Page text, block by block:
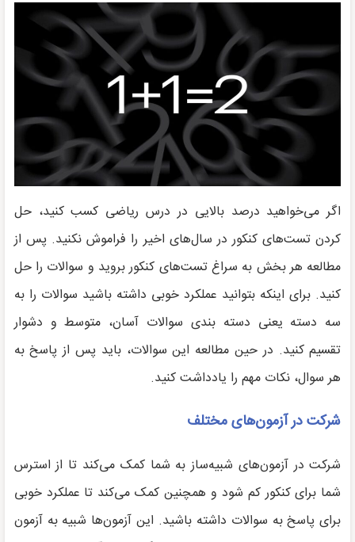
اگر می‌خواهید درصد بالایی در درس ریاضی کسب کنید، حل
کردن تست‌های کنکور در سال‌های اخیر را فراموش نکنید. پس از
مطالعه هر بخش به سراغ تست‌های کنکور بروید و سوالات را حل
کنید. برای اینکه بتوانید عملکرد خوبی داشته باشید سوالات را به
سه دسته یعنی دسته بندی سوالات آسان، متوسط و دشوار
تقسیم کنید. در حین مطالعه این سوالات، باید پس از پاسخ به
هر سوال، نکات مهم را یادداشت کنید.
شرکت در آزمون‌های مختلف
شرکت در آزمون‌های شبیه‌ساز به شما کمک می‌کند تا از استرس
شما برای کنکور کم شود و همچنین کمک می‌کند تا عملکرد خوبی
برای پاسخ به سوالات داشته باشید. این آزمون‌ها شبیه به آزمون